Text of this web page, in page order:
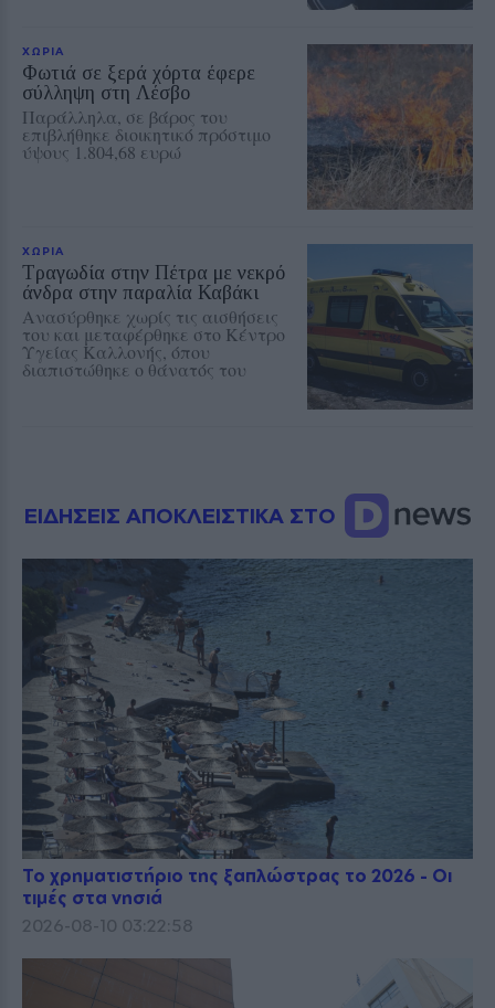
ΧΩΡΙΑ
Φωτιά σε ξερά χόρτα έφερε
σύλληψη στη Λέσβο
Παράλληλα, σε βάρος του
επιβλήθηκε διοικητικό πρόστιμο
ύψους 1.804,68 ευρώ
ΧΩΡΙΑ
Τραγωδία στην Πέτρα με νεκρό
άνδρα στην παραλία Καβάκι
Ανασύρθηκε χωρίς τις αισθήσεις
του και μεταφέρθηκε στο Κέντρο
Υγείας Καλλονής, όπου
διαπιστώθηκε ο θάνατός του
ΕΙΔΗΣΕΙΣ ΑΠΟΚΛΕΙΣΤΙΚΑ ΣΤΟ
Το χρηματιστήριο της ξαπλώστρας το 2026 - Οι
τιμές στα νησιά
2026-08-10 03:22:58